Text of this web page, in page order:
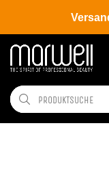
Shop Brands Björk